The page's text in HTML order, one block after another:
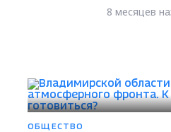
8 месяцев
ОБЩЕСТВО